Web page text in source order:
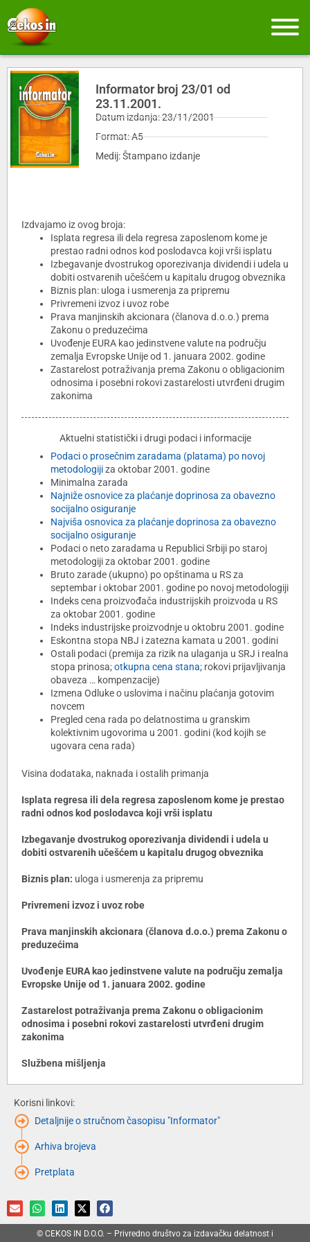
Informator broj 23/01 od
23.11.2001.
Datum izdanja: 23/11/2001
Format: A5
Medij: Štampano izdanje
Izdvajamo iz ovog broja:
Isplata regresa ili dela regresa zaposlenom kome je
prestao radni odnos kod poslodavca koji vrši isplatu
Izbegavanje dvostrukog oporezivanja dividendi i udela u
dobiti ostvarenih učešćem u kapitalu drugog obveznika
Biznis plan: uloga i usmerenja za pripremu
Privremeni izvoz i uvoz robe
Prava manjinskih akcionara (članova d.o.o.) prema
Zakonu o preduzećima
Uvođenje EURA kao jedinstvene valute na području
zemalja Evropske Unije od 1. januara 2002. godine
Zastarelost potraživanja prema Zakonu o obligacionim
odnosima i posebni rokovi zastarelosti utvrđeni drugim
zakonima
Aktuelni statistički i drugi podaci i informacije
Podaci o prosečnim zaradama (platama) po novoj
metodologijiza oktobar 2001. godine
Minimalna zarada
Najniže osnovice za plaćanje doprinosa za obavezno
socijalno osiguranje
Najviša osnovica za plaćanje doprinosa za obavezno
socijalno osiguranje
Podaci o neto zaradama u Republici Srbiji po staroj
metodologiji za oktobar 2001. godine
Bruto zarade (ukupno) po opštinama u RS za
septembar i oktobar 2001. godine po novoj metodologiji
Indeks cena proizvođača industrijskih proizvoda u RS
za oktobar 2001. godine
Indeks industrijske proizvodnje u oktobru 2001. godine
Eskontna stopa NBJ i zatezna kamata u 2001. godini
Ostali podaci (premija za rizik na ulaganja u SRJ i realna
stopa prinosa;otkupna cena stana; rokovi prijavljivanja
obaveza … kompenzacije)
Izmena Odluke o uslovima i načinu plaćanja gotovim
novcem
Pregled cena rada po delatnostima u granskim
kolektivnim ugovorima u 2001. godini (kod kojih se
ugovara cena rada)
Visina dodataka, naknada i ostalih primanja
Isplata regresa ili dela regresa zaposlenom kome je prestao
radni odnos kod poslodavca koji vrši isplatu
Izbegavanje dvostrukog oporezivanja dividendi i udela u
dobiti ostvarenih učešćem u kapitalu drugog obveznika
Biznis plan: uloga i usmerenja za pripremu
Privremeni izvoz i uvoz robe
Prava manjinskih akcionara (članova d.o.o.) prema Zakonu o
preduzećima
Uvođenje EURA kao jedinstvene valute na području zemalja
Evropske Unije od 1. januara 2002. godine
Zastarelost potraživanja prema Zakonu o obligacionim
odnosima i posebni rokovi zastarelosti utvrđeni drugim
zakonima
Službena mišljenja
Korisni linkovi:
Detaljnije o stručnom časopisu "Informator"
Arhiva brojeva
Pretplata
© CEKOS IN D.O.O. – Privredno društvo za izdavačku delatnost i